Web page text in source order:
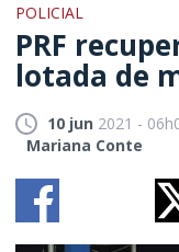
POLICIAL
PRF
lotada de
10 jun 2021 -
Mariana Conte